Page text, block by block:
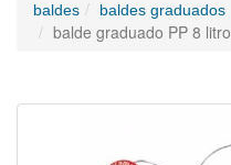
baldes baldes graduados
balde graduado PP 8